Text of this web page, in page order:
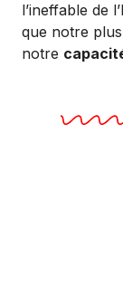
l’ineffable de
que notre
notre